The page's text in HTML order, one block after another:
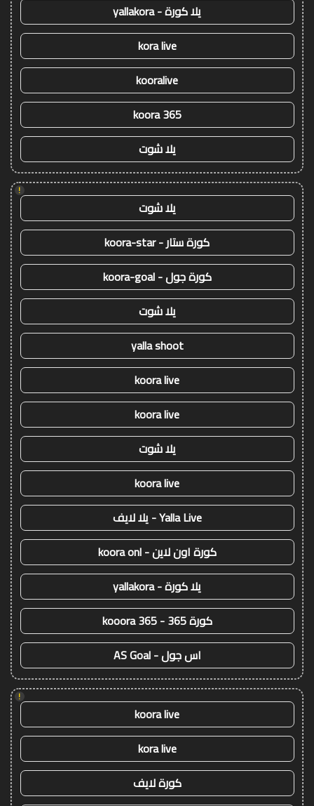
يلا كورة - yallakora
kora live
kooralive
koora 365
يلا شوت
!
يلا شوت
كورة ستار - koora-star
كورة جول - koora-goal
يلا شوت
yalla shoot
koora live
koora live
يلا شوت
koora live
Yalla Live - يلا لايف
كورة اون لاين - koora onl
يلا كورة - yallakora
كورة 365 - kooora 365
اس جول - AS Goal
!
koora live
kora live
كورة لايف